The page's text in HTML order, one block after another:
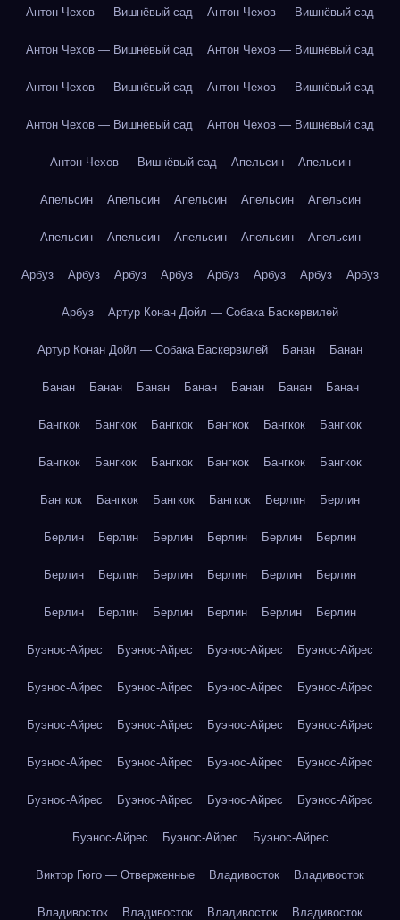
Антон Чехов — Вишнёвый сад Антон Чехов — Вишнёвый сад
Антон Чехов — Вишнёвый сад Антон Чехов — Вишнёвый сад
Антон Чехов — Вишнёвый сад Антон Чехов — Вишнёвый сад
Антон Чехов — Вишнёвый сад Антон Чехов — Вишнёвый сад
Антон Чехов — Вишнёвый сад Апельсин Апельсин
Апельсин Апельсин Апельсин Апельсин Апельсин
Апельсин Апельсин Апельсин Апельсин Апельсин
Арбуз Арбуз Арбуз Арбуз Арбуз Арбуз Арбуз Арбуз
Арбуз Артур Конан Дойл — Собака Баскервилей
Артур Конан Дойл — Собака Баскервилей Банан Банан
Банан Банан Банан Банан Банан Банан Банан
Бангкок Бангкок Бангкок Бангкок Бангкок Бангкок
Бангкок Бангкок Бангкок Бангкок Бангкок Бангкок
Бангкок Бангкок Бангкок Бангкок Берлин Берлин
Берлин Берлин Берлин Берлин Берлин Берлин
Берлин Берлин Берлин Берлин Берлин Берлин
Берлин Берлин Берлин Берлин Берлин Берлин
Буэнос-Айрес Буэнос-Айрес Буэнос-Айрес Буэнос-Айрес
Буэнос-Айрес Буэнос-Айрес Буэнос-Айрес Буэнос-Айрес
Буэнос-Айрес Буэнос-Айрес Буэнос-Айрес Буэнос-Айрес
Буэнос-Айрес Буэнос-Айрес Буэнос-Айрес Буэнос-Айрес
Буэнос-Айрес Буэнос-Айрес Буэнос-Айрес Буэнос-Айрес
Буэнос-Айрес Буэнос-Айрес Буэнос-Айрес
Виктор Гюго — Отверженные Владивосток Владивосток
Владивосток Владивосток Владивосток Владивосток